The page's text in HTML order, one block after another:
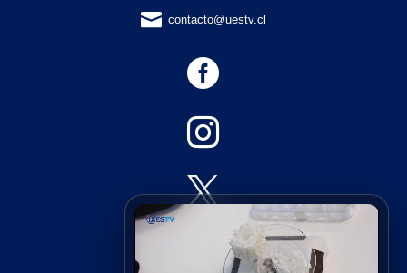
 contacto@uestv.cl


